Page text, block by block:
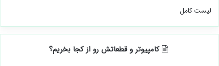
لیست کامل
کامپیوتر و قطعاتش رو از کجا بخریم؟